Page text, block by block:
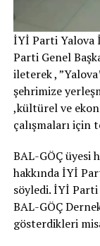
İYİ Parti Yalova
Parti Genel
ileterek ,
şehrimize
,kültürel ve
çalışmaları için
BAL-GÖÇ üyesi
hakkında İYİ
söyledi. İYİ
BAL-GÖÇ
gösterdikleri